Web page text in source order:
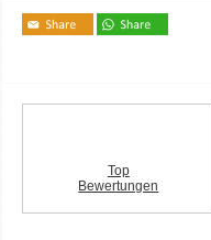
Top
Bewertungen